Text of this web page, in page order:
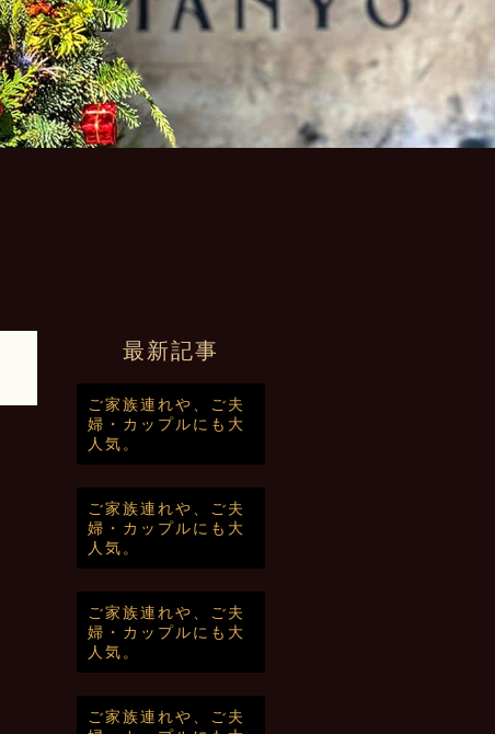
最新記事
ご家族連れや、ご夫
婦・カップルにも大
人気。
ご家族連れや、ご夫
婦・カップルにも大
人気。
ご家族連れや、ご夫
婦・カップルにも大
人気。
ご家族連れや、ご夫